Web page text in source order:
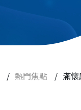
/ 熱門焦點 / 滿